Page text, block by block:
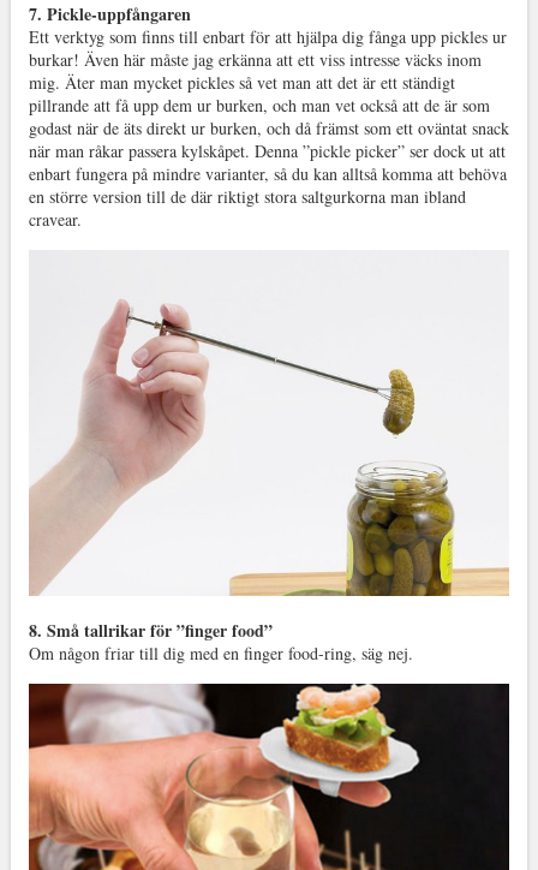
7. Pickle-uppfångaren
Ett verktyg som finns till enbart för att hjälpa dig fånga upp pickles ur
burkar! Även här måste jag erkänna att ett viss intresse väcks inom
mig. Äter man mycket pickles så vet man att det är ett ständigt
pillrande att få upp dem ur burken, och man vet också att de är som
godast när de äts direkt ur burken, och då främst som ett oväntat snack
när man råkar passera kylskåpet. Denna ”pickle picker” ser dock ut att
enbart fungera på mindre varianter, så du kan alltså komma att behöva
en större version till de där riktigt stora saltgurkorna man ibland
cravear.
8. Små tallrikar för ”finger food”
Om någon friar till dig med en finger food-ring, säg nej.